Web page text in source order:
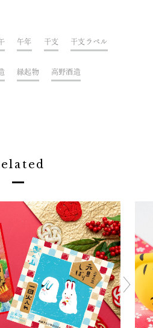
午年 干支 干支ラベル
縁起物 高野酒造